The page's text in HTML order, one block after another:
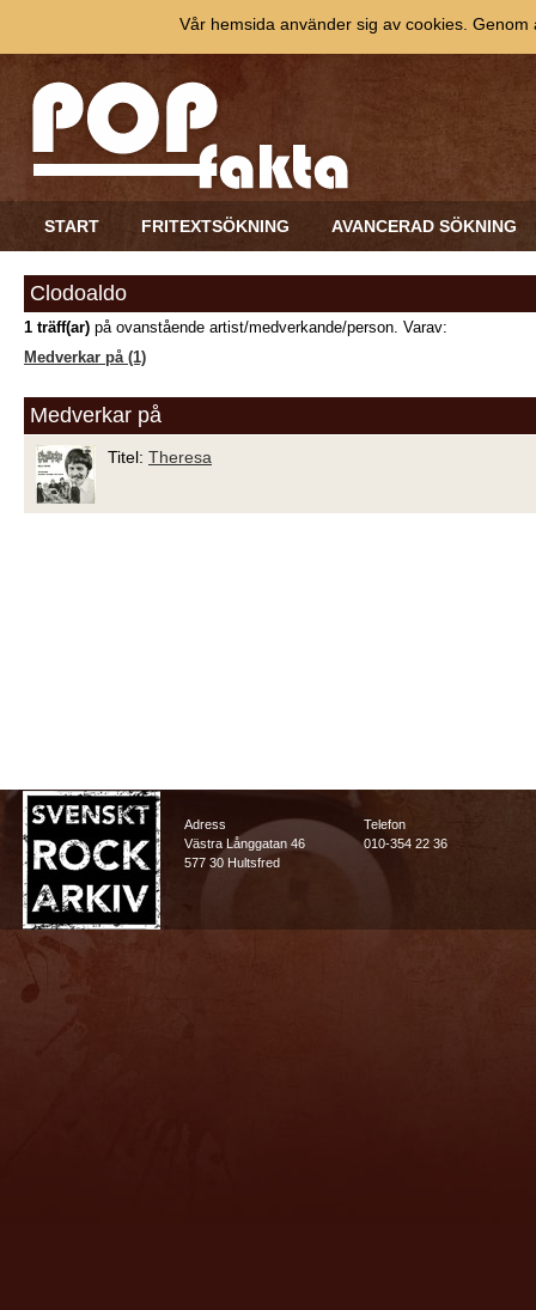
START FRITEXTSÖKNING AVANCERAD SÖKNING
Clodoaldo
1 träff(ar) på ovanstående artist/medverkande/person. Varav:
Medverkar på (1)
Medverkar på
Titel: Theresa
Adress
Västra Långgatan 46
577 30 Hultsfred
Telefon
010-354 22 36
Vår hemsida använder sig av cookies.